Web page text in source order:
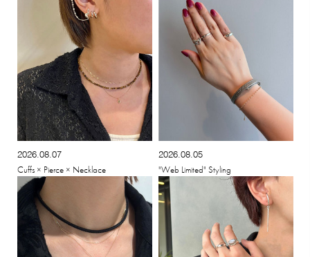
2026.08.07
Cuffs × Pierce × Necklace
2026.08.05
"Web Limited" Styling